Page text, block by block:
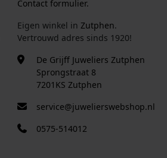
Contact formulier.
Eigen winkel in Zutphen.
Vertrouwd adres sinds 1920!
De Grijff Juweliers Zutphen
Sprongstraat 8
7201KS Zutphen
service@juwelierswebshop.nl
0575-514012